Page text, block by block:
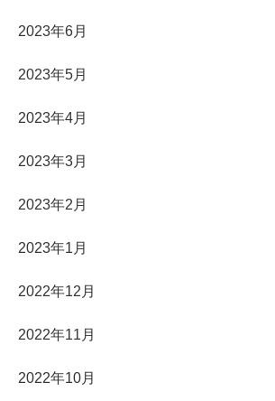
2023年6月
2023年5月
2023年4月
2023年3月
2023年2月
2023年1月
2022年12月
2022年11月
2022年10月